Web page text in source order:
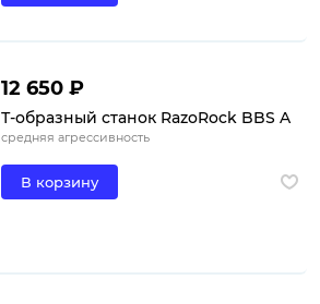
12 650 ₽
Т-образный станок RazoRock BBS A
средняя агрессивность
В корзину